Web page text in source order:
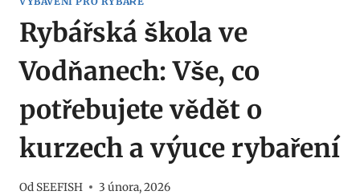
Rybářská škola ve
Vodňanech: Vše, co
potřebujete vědět o
kurzech a výuce rybaření
Od SEEFISH 3 února, 2026